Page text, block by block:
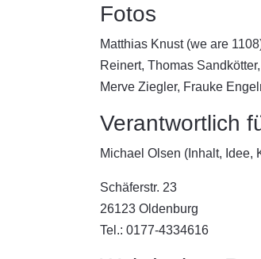
Fotos
Matthias Knust (we are
Reinert, Thomas
Merve Ziegler, Frauke
Verantwortlich
Michael Olsen (Inhalt, Idee,
Schäferstr. 23
26123 Oldenburg
Tel.: 0177-4334616